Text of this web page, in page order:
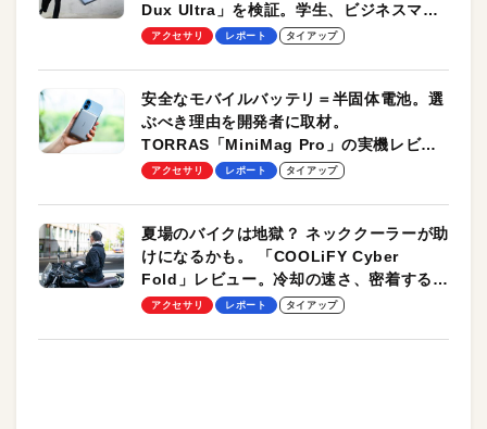
Dux Ultra」を検証。学生、ビジネスマン
のモバイルユースに最適！
アクセサリ レポート タイアップ
安全なモバイルバッテリ＝半固体電池。選
ぶべき理由を開発者に取材。
TORRAS「MiniMag Pro」の実機レビュ
ーも
アクセサリ レポート タイアップ
夏場のバイクは地獄？ ネッククーラーが助
けになるかも。 「COOLiFY Cyber
Fold」レビュー。冷却の速さ、密着する冷
却プレート、シンプルな操作性がグッド！
アクセサリ レポート タイアップ